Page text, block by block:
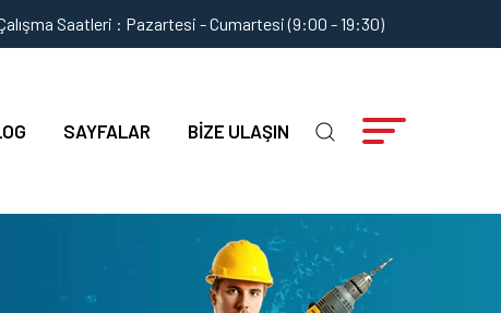
Saatleri : Pazartesi - Cumartesi (9:00 - 19:30)
SAYFALAR BIZE ULAŞIN